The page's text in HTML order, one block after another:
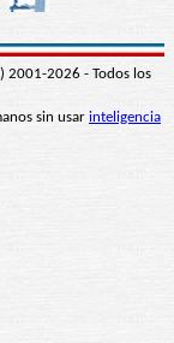
2001-2026 - Todos los
sin usar inteligencia